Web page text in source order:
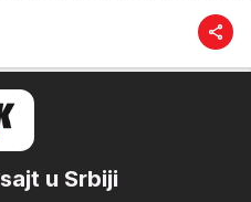
u Srbiji